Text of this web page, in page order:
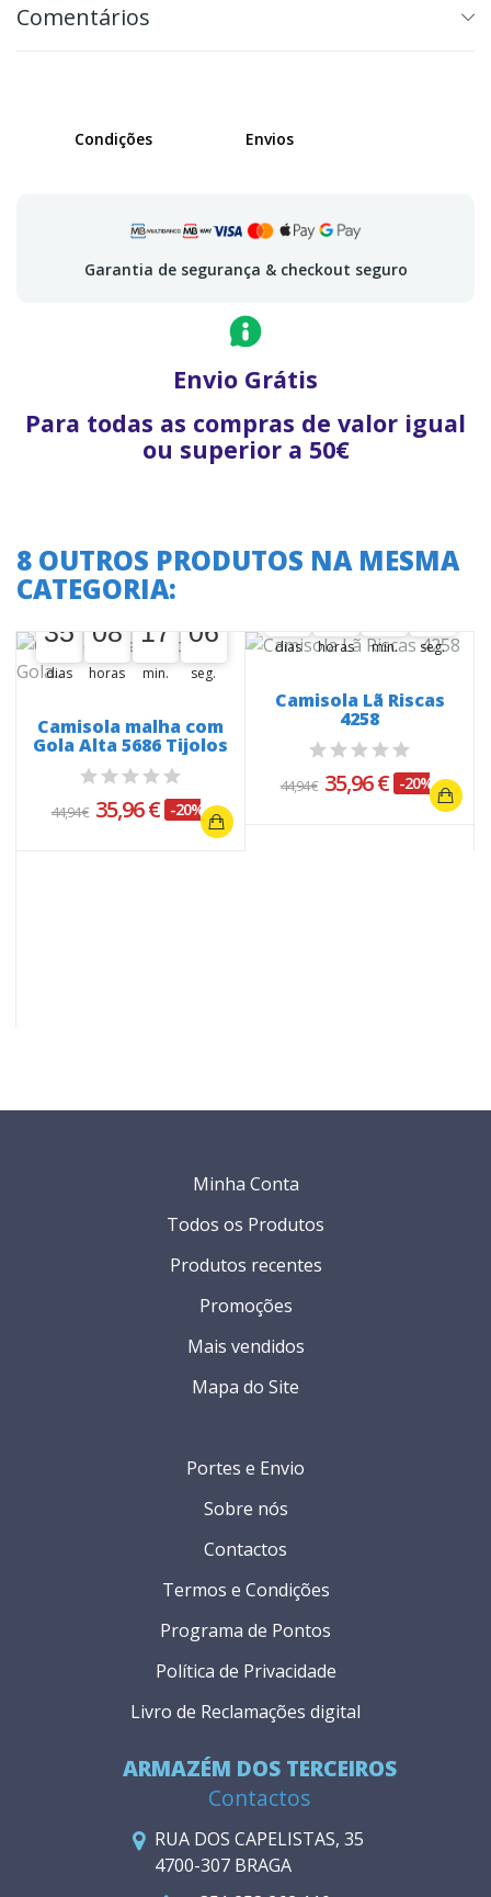
Comentários
Condições Envios
Garantia de segurança & checkout seguro
Envio Grátis
Para todas as compras de valor igual
ou superior a 50€
8 OUTROS PRODUTOS NA MESMA
CATEGORIA:
A oferta termina em:
35
35
00
dias
08
08
00
horas
17
17
00
min.
05
05
06
seg.
Camisola malha com
Gola Alta 5686 Tijolos
44,94 € 35,96 € -20%
A oferta termina em:
dias horas min. seg.
Camisola Lã Riscas
4258
44,94 € 35,96 € -20%
ARMAZÉM DOS TERCEIROS
Contactos
RUA DOS CAPELISTAS, 35
4700-307 BRAGA
Portes e Envio
Sobre nós
Contactos
Termos e Condições
Programa de Pontos
Política de Privacidade
Livro de Reclamações digital
Minha Conta
Todos os Produtos
Produtos recentes
Promoções
Mais vendidos
Mapa do Site